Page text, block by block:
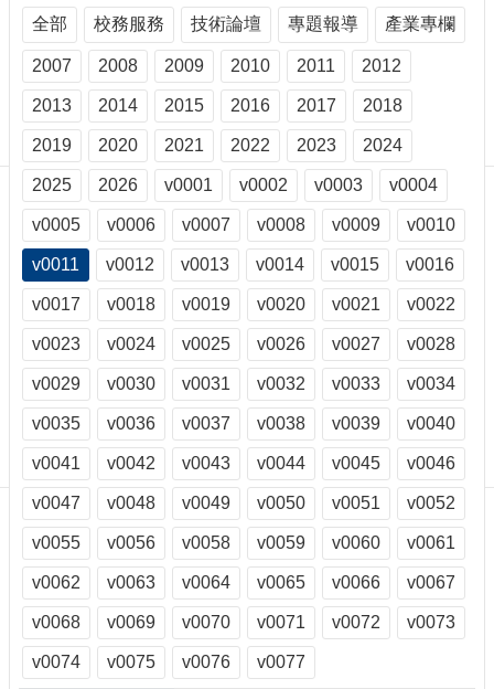
計
中
首
頁
聯
絡
資
訊
訂
閱/
取
消
網
站
導
覽
最
新
消
息
關
於
我
們
出
版
全部 校務服務 技術論壇 專題報導 產業專欄
2007 2008 2009 2010 2011 2012
2013 2014 2015 2016 2017 2018
2019 2020 2021 2022 2023 2024
2025 2026 v0001 v0002 v0003 v0004
v0005 v0006 v0007 v0008 v0009 v0010
v0011 v0012 v0013 v0014 v0015 v0016
v0017 v0018 v0019 v0020 v0021 v0022
v0023 v0024 v0025 v0026 v0027 v0028
v0029 v0030 v0031 v0032 v0033 v0034
v0035 v0036 v0037 v0038 v0039 v0040
v0041 v0042 v0043 v0044 v0045 v0046
v0047 v0048 v0049 v0050 v0051 v0052
v0055 v0056 v0058 v0059 v0060 v0061
v0062 v0063 v0064 v0065 v0066 v0067
v0068 v0069 v0070 v0071 v0072 v0073
v0074 v0075 v0076 v0077